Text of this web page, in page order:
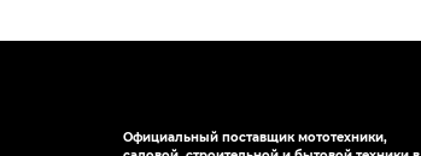
Официальный поставщик мототехники,